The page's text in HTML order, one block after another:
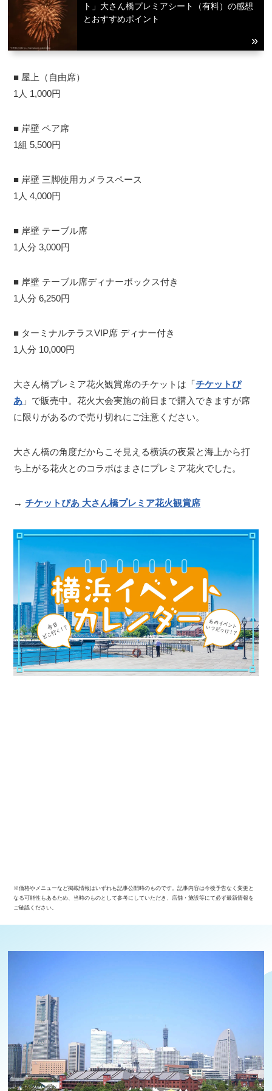
ト」大さん橋プレミアシート（有料）の感想
とおすすめポイント
■ 屋上（自由席）
1人 1,000円
■ 岸壁 ペア席
1組 5,500円
■ 岸壁 三脚使用カメラスペース
1人 4,000円
■ 岸壁 テーブル席
1人分 3,000円
■ 岸壁 テーブル席ディナーボックス付き
1人分 6,250円
■ ターミナルテラスVIP席 ディナー付き
1人分 10,000円
大さん橋プレミア花火観賞席のチケットは「チケットぴ
あ 」で販売中。花火大会実施の前日まで購入できますが席
に限りがあるので売り切れにご注意ください。
大さん橋の角度だからこそ見える横浜の夜景と海上から打
ち上がる花火とのコラボはまさにプレミア花火でした。
→チケットぴあ 大さん橋プレミア花火観賞席
※価格やメニューなど掲載情報はいずれも記事公開時のものです。記事内容は今後予告なく変更と
なる可能性もあるため、当時のものとして参考にしていただき、店舗・施設等にて必ず最新情報を
ご確認ください。